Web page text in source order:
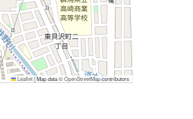
Leaflet|Map data ©OpenStreetMapcontributors